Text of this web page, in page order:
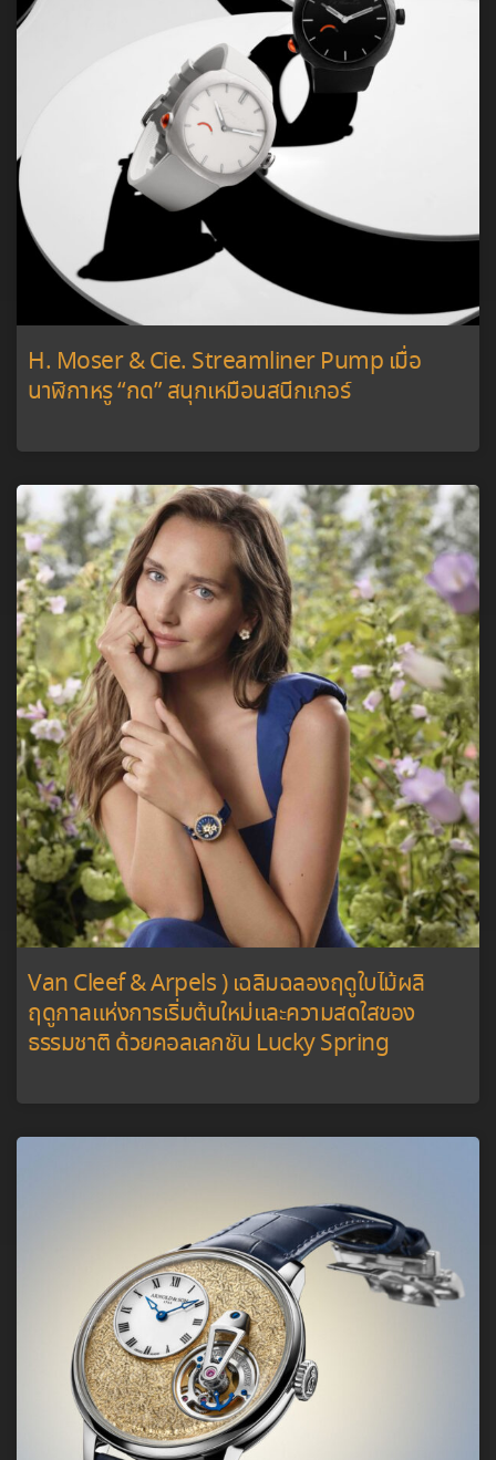
H. Moser & Cie. Streamliner Pump เมื่อ
นาฬิกาหรู “กด” สนุกเหมือนสนีกเกอร์
Van Cleef & Arpels ) เฉลิมฉลองฤดูใบไม้ผลิ
ฤดูกาลแห่งการเริ่มต้นใหม่และความสดใสของ
ธรรมชาติ ด้วยคอลเลกชัน Lucky Spring